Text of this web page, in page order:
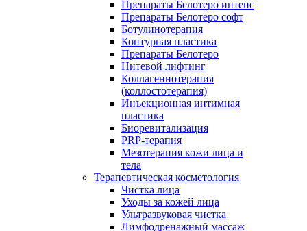
Препараты Белотеро интенс
Препараты Белотеро софт
Ботулинотерапия
Контурная пластика
Препараты Белотеро
Нитевой лифтинг
Коллагеннотерапия
(коллостотерапия)
Инъекционная интимная
пластика
Биоревитализация
PRP-терапия
Мезотерапия кожи лица и
тела
Терапевтическая косметология
Чистка лица
Уходы за кожей лица
Ультразвуковая чистка
Лимфодренажный массаж